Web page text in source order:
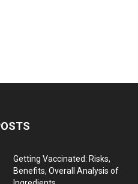
Getting Vaccinated: Risks,
Benefits, Overall Analysis of